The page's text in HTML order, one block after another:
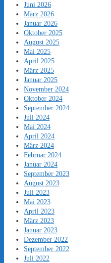
Juni 2026
März 2026
Januar 2026
Oktober 2025
August 2025
Mai 2025
April 2025
März 2025
Januar 2025
November 2024
Oktober 2024
September 2024
Juli 2024
Mai 2024
April 2024
März 2024
Februar 2024
Januar 2024
September 2023
August 2023
Juli 2023
Mai 2023
April 2023
März 2023
Januar 2023
Dezember 2022
September 2022
Juli 2022